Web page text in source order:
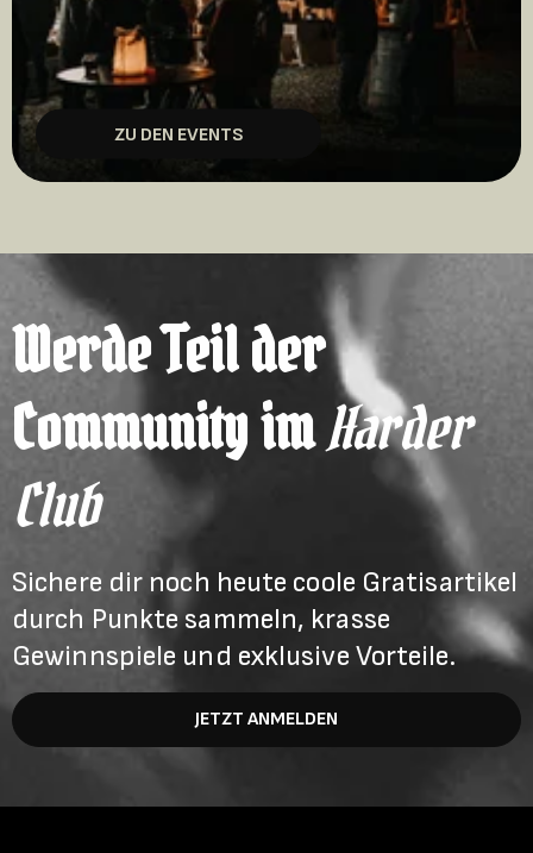
ZU DEN EVENTS
Werde Teil der
Community imHarder
Club
Sichere dir noch heute coole Gratisartikel
durch Punkte sammeln, krasse
Gewinnspiele und exklusive Vorteile.
JETZT ANMELDEN